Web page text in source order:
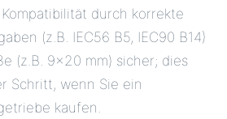
durch korrekte
(z.B. IEC56 B5, IEC90 B14)
(z.B. 9×20 mm) sicher; dies
Schritt, wenn Sie ein
kaufen.